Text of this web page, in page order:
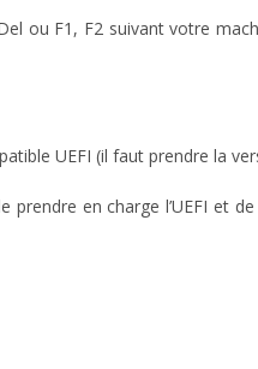
ou F1, F2 suivant votre
UEFI (il faut prendre la
en charge l’UEFI et